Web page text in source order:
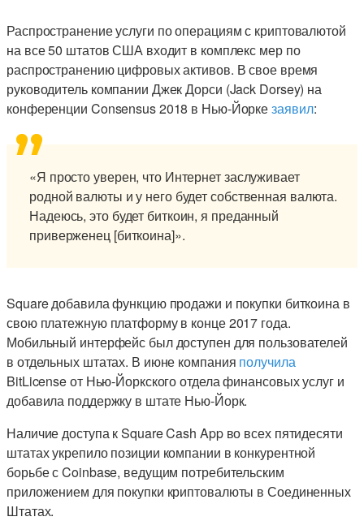
Распространение услуги по операциям с криптовалютой
на все 50 штатов США входит в комплекс мер по
распространению цифровых активов. В свое время
руководитель компании Джек Дорси (Jack Dorsey) на
конференции Consensus 2018 в Нью-Йоркезаявил:
«Я просто уверен, что Интернет заслуживает
родной валюты и у него будет собственная валюта.
Надеюсь, это будет биткоин, я преданный
приверженец [биткоина]».
Square добавила функцию продажи и покупки биткоина в
свою платежную платформу в конце 2017 года.
Мобильный интерфейс был доступен для пользователей
в отдельных штатах. В июне компания получила
BitLicense от Нью-Йоркского отдела финансовых услуг и
добавила поддержку в штате Нью-Йорк.
Наличие доступа к Square Cash App во всех пятидесяти
штатах укрепило позиции компании в конкурентной
борьбе с Coinbase, ведущим потребительским
приложением для покупки криптовалюты в Соединенных
Штатах.